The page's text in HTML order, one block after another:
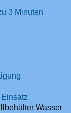
3 Minuten
Wasser